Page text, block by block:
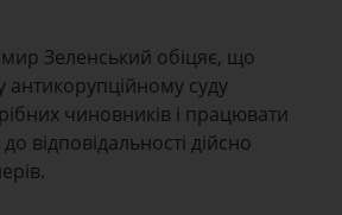
Зеленський обіцяє, що
суду
чиновників і працювати
відповідальності дійсно